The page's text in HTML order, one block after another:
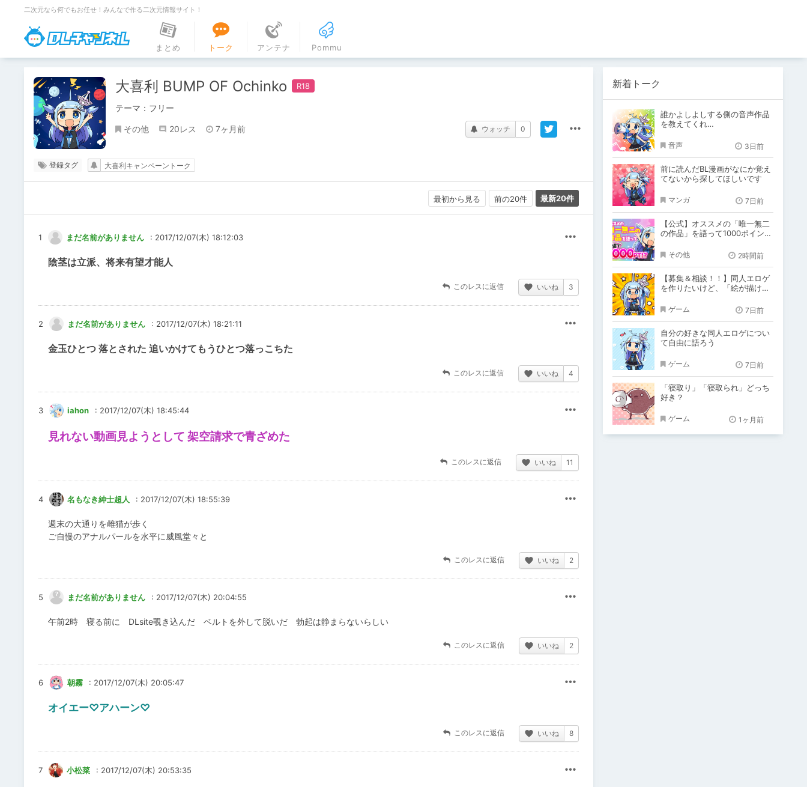
二次元なら何でもお任せ！みんなで作る二次元情報サイト！
DLチャンネル
まとめ
トーク アンテナ Pommu
大喜利 BUMP OF Ochinko
テーマ：フリー
その他 20レス 7ヶ月前 ウォッチ 0
登録タグ 大喜利キャンペーントーク
最初から見る 前の20件 最新20件
1 まだ名前がありません : 2017/12/07(木) 18:12:03
陰茎は立派、将来有望才能人
このレスに返信 いいね 3
2 まだ名前がありません : 2017/12/07(木) 18:21:11
金玉ひとつ 落とされた 追いかけてもうひとつ落っこちた
このレスに返信 いいね 4
3 iahon : 2017/12/07(木) 18:45:44
見れない動画見ようとして 架空請求で青ざめた
このレスに返信 いいね 11
4 名もなき紳士超人 : 2017/12/07(木) 18:55:39
週末の大通りを雌猫が歩く
ご自慢のアナルパールを水平に威風堂々と
このレスに返信 いいね 2
5 まだ名前がありません : 2017/12/07(木) 20:04:55
午前2時 寝る前に DLsite覗き込んだ ベルトを外して脱いだ 勃起は静まらないらしい
このレスに返信 いいね 2
6 朝霧 : 2017/12/07(木) 20:05:47
オイエー♡アハーン♡
このレスに返信 いいね 8
7 小松菜 : 2017/12/07(木) 20:53:35
新着トーク
誰かよしよしする側の音声作品
を教えてくれ…
音声 3日前
前に読んだBL漫画がなにか覚え
てないから探してほしいです
マンガ 7日前
【公式】オススメの「唯一無二
の作品」を語って1000ポイン
その他 2時間前
【募集＆相談！！】同人エロゲ
を作りたいけど、「絵が描けな
い！」
ゲーム 7日前
自分の好きな同人エロゲについ
て自由に語ろう
ゲーム 7日前
「寝取り」「寝取られ」どっち
好き？
ゲーム 1ヶ月前